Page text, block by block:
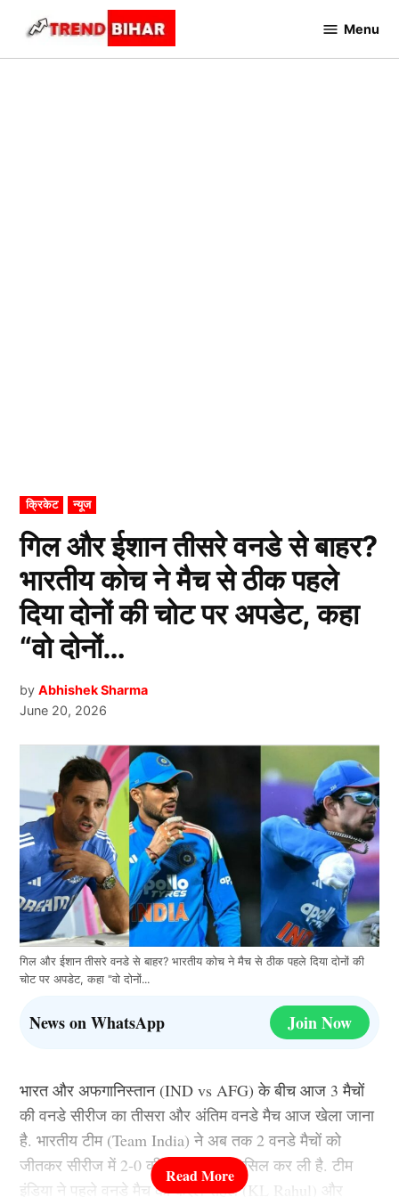
content
Bihar
Menu
POSTED
IN
क्रिकेट न्यूज
गिल और ईशान तीसरे वनडे से बाहर?
भारतीय कोच ने मैच से ठीक पहले
दिया दोनों की चोट पर अपडेट, कहा
“वो दोनों…
by Abhishek Sharma
June 20, 2026
गिल और ईशान तीसरे वनडे से बाहर? भारतीय कोच ने मैच से ठीक पहले दिया दोनों की
चोट पर अपडेट, कहा "वो दोनों...
News on WhatsApp Join Now
भारत और अफगानिस्तान (IND vs AFG) के बीच आज 3 मैचों
की वनडे सीरीज का तीसरा और अंतिम वनडे मैच आज खेला जाना
है. भारतीय टीम (Team India) ने अब तक 2 वनडे मैचों को
जीतकर सीरीज में 2-0 की अजेय बढ़त हासिल कर ली है. टीम
इंडिया ने पहले वनडे मैच को केएल राहुल (KL Rahul) और